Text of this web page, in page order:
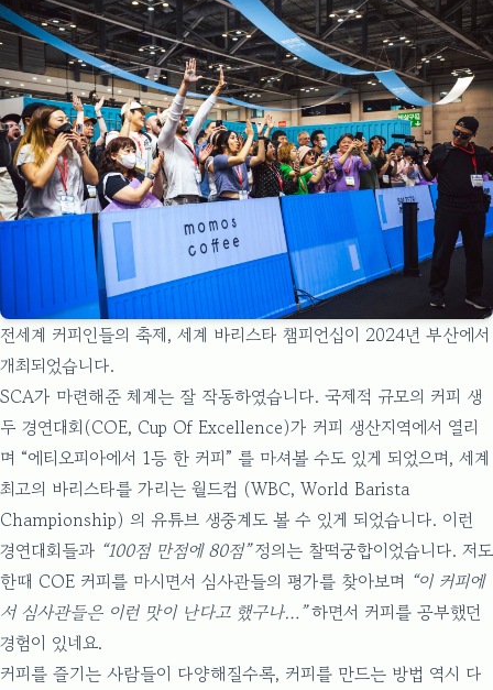
전세계 커피인들의 축제, 세계 바리스타 챔피언십이 2024년 부산에서
개최되었습니다.
SCA가 마련해준 체계는 잘 작동하였습니다. 국제적 규모의 커피 생
두 경연대회(COE, Cup Of Excellence)가 커피 생산지역에서 열리
며 “에티오피아에서 1등 한 커피” 를 마셔볼 수도 있게 되었으며, 세계
최고의 바리스타를 가리는 월드컵 (WBC, World Barista
Championship) 의 유튜브 생중계도 볼 수 있게 되었습니다. 이런
경연대회들과 “100점 만점에 80점”정의는 찰떡궁합이었습니다. 저도
한때 COE 커피를 마시면서 심사관들의 평가를 찾아보며 “이 커피에
서 심사관들은 이런 맛이 난다고 했구나…”하면서 커피를 공부했던
경험이 있네요.
커피를 즐기는 사람들이 다양해질수록, 커피를 만드는 방법 역시 다